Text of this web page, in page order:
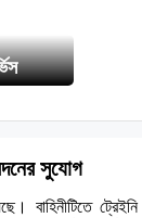
সুযোগ
বাহিনীটিতে ট্রেইনি